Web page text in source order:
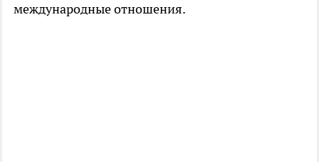
международные отношения.